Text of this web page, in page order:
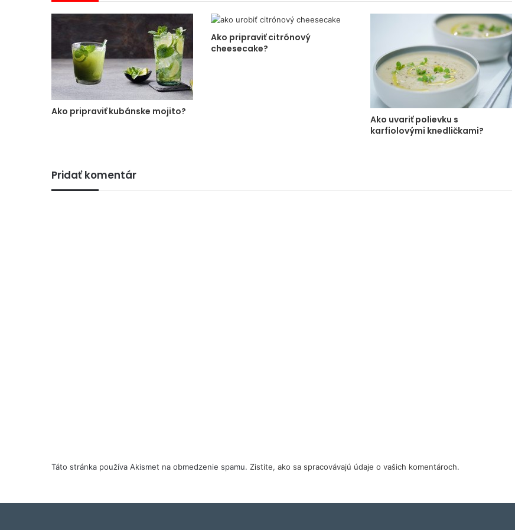
Ako pripraviť kubánske mojito?
Ako pripraviť citrónový
cheesecake?
Ako uvariť polievku s
karfiolovými knedličkami?
Pridať komentár
Táto stránka používa Akismet na obmedzenie spamu. Zistite, ako sa spracovávajú údaje o vašich komentároch.